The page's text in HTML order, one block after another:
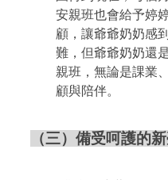
安親班也會給予婷
顧，讓爺爺奶奶感
難，但爺爺奶奶還
親班，無論是課業
顧與陪伴。
（三）備受呵護的